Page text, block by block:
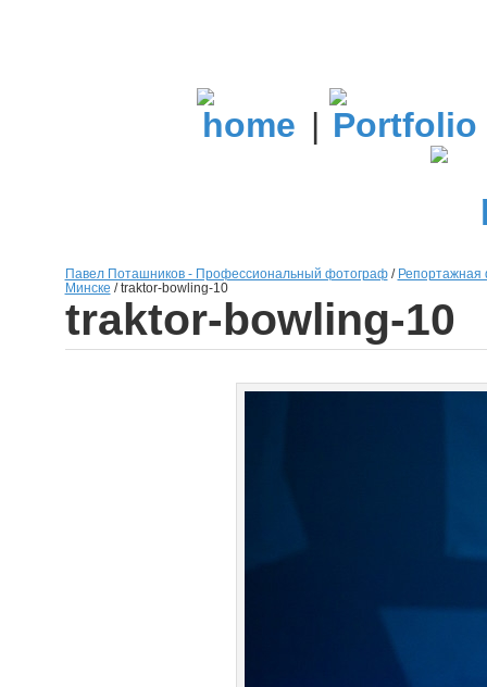
|
Павел Поташников - Профессиональный фотограф/ Репортажная
Минске /traktor-bowling-10
traktor-bowling-10